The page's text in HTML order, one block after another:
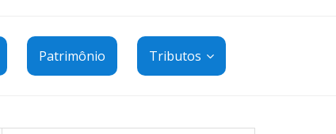
Patrimônio Tributos